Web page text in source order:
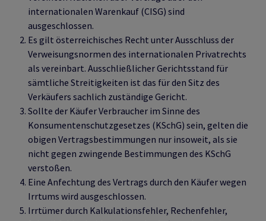
internationalen Warenkauf (CISG) sind
ausgeschlossen.
Es gilt österreichisches Recht unter Ausschluss der
Verweisungsnormen des internationalen Privatrechts
als vereinbart. Ausschließlicher Gerichtsstand für
sämtliche Streitigkeiten ist das für den Sitz des
Verkäufers sachlich zuständige Gericht.
Sollte der Käufer Verbraucher im Sinne des
Konsumentenschutzgesetzes (KSchG) sein, gelten die
obigen Vertragsbestimmungen nur insoweit, als sie
nicht gegen zwingende Bestimmungen des KSchG
verstoßen.
Eine Anfechtung des Vertrags durch den Käufer wegen
Irrtums wird ausgeschlossen.
Irrtümer durch Kalkulationsfehler, Rechenfehler,